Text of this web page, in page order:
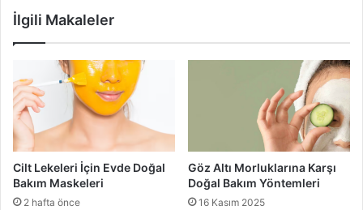
tahıllar ve lahana ailesinden bazı sebzeler.
Baklagiller
Protein, lif ve minerallere ek olarak baklagiller, saç
büyümesini uyaran, saç lifini güçlendiren ve günlük
saldırılara karşı daha dirençli hale getiren B3 (niasin) ve B6
(piridoksin) vitaminlerini sağlar, çünkü her ikisi de saçın
oluşumu için gereklidir. Genel olarak, B grubu
vitaminlerinin eksikliği saç dökülmesine neden olur.
İlgili Makaleler
Cilt Lekeleri İçin Evde Doğal
Bakım Maskeleri
2 hafta önce
Göz Altı Morluklarına Karşı
Doğal Bakım Yöntemleri
16 Kasım 2025